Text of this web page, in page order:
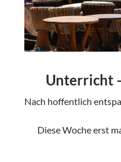
Unterricht
Nach hoffentlich
Diese Woche erst